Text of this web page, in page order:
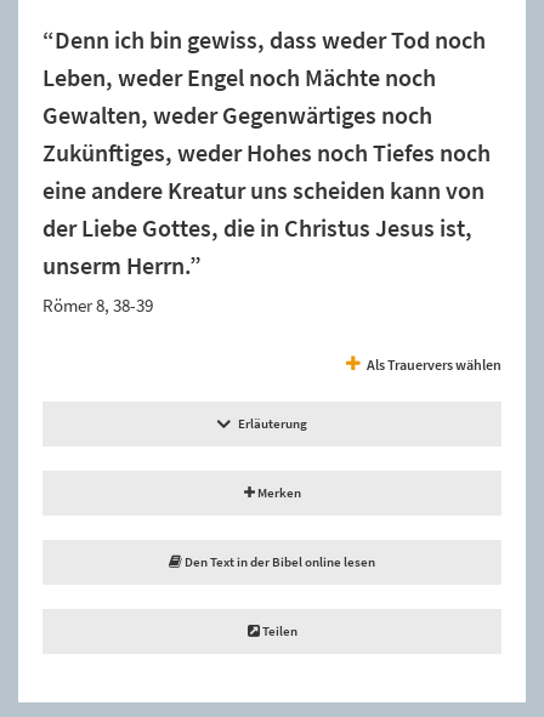
“Denn ich bin gewiss, dass weder Tod noch
Leben, weder Engel noch Mächte noch
Gewalten, weder Gegenwärtiges noch
Zukünftiges, weder Hohes noch Tiefes noch
eine andere Kreatur uns scheiden kann von
der Liebe Gottes, die in Christus Jesus ist,
unserm Herrn.”
Römer 8, 38-39
Als Trauervers wählen
Erläuterung
Merken
Den Text in der Bibel online lesen
Teilen